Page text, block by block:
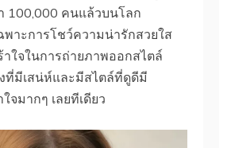
100,000 คนแล้วบนโลก
พาะการโชว์ความน่ารักสวยใส
าใจในการถ่ายภาพออกสไตล์
ที่มีเสน่ห์และมีสไตล์ที่ดูดีมี
จมากๆ เลยทีเดียว